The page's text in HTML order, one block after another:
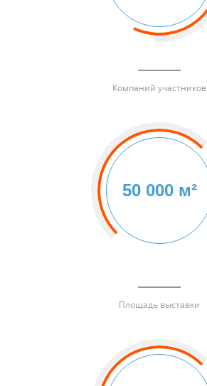
Компаний участников
50 000 м²
Площадь выставки